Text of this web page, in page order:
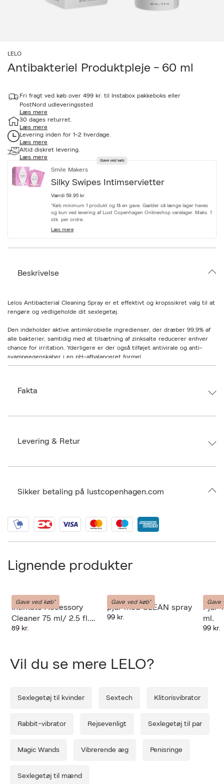
LELO
Antibakteriel Produktpleje - 60 ml
c
s
s
i
b
i
i
e
c
i
o
n
Fri fragt ved køb over 499 kr. til Instabox pakkeboks eller
PostNord udleveringssted
Læs mere
30 dages returret.
Læs mere
Levering inden for 1-2 hverdage.
Læs mere
Altid diskret levering.
Læs mere
Gave ved køb
Smile Makers
Silky Swipes Intimservietter
Værdi 59,95 kr.
*Køb minimum 1 produkt og få en gave. Gælder så længe lager haves
og kun ved levering af Lust Copenhagen Onlineshop varelager. Maks. 1
stk. per ordre.
Læs mere
Beskrivelse
Lelos Antibacterial Cleaning Spray er et effektivt og kropssikret valg til at
rengøre og vedligeholde dit sexlegetøj.
Den indeholder aktive antimikrobielle ingredienser, der dræber 99,9% af
alle bakterier, samtidig med at tilsætning af zinksalte reducerer enhver
chance for irritation. Yderligere er der også tilføjet antivirale og anti-
svampeegenskaber i en pH-afbalanceret formel.
af med en fnugfri klud eller et håndklæde.
- Bør ikke indtages.
Fakta
SKU: BAFT76
Levering & Retur
Sikker betaling på lustcopenhagen.com
Lignende produkter
Gave ved køb*
INTIMINA
Intimate Accessory
Cleaner 75 ml/ 2.5 fl.
oz
89 kr.
Gave ved køb*
PJUR
pjur med CLEAN spray
99 kr.
Gave
PJUR
Pjur
ml.
99 kr.
Vil du se mere LELO?
Sexlegetøj til kvinder Sextech Klitorisvibrator
Rabbit-vibrator Rejsevenligt Sexlegetøj til par
Magic Wands Vibrerende æg Penisringe
Sexlegetøj til mænd